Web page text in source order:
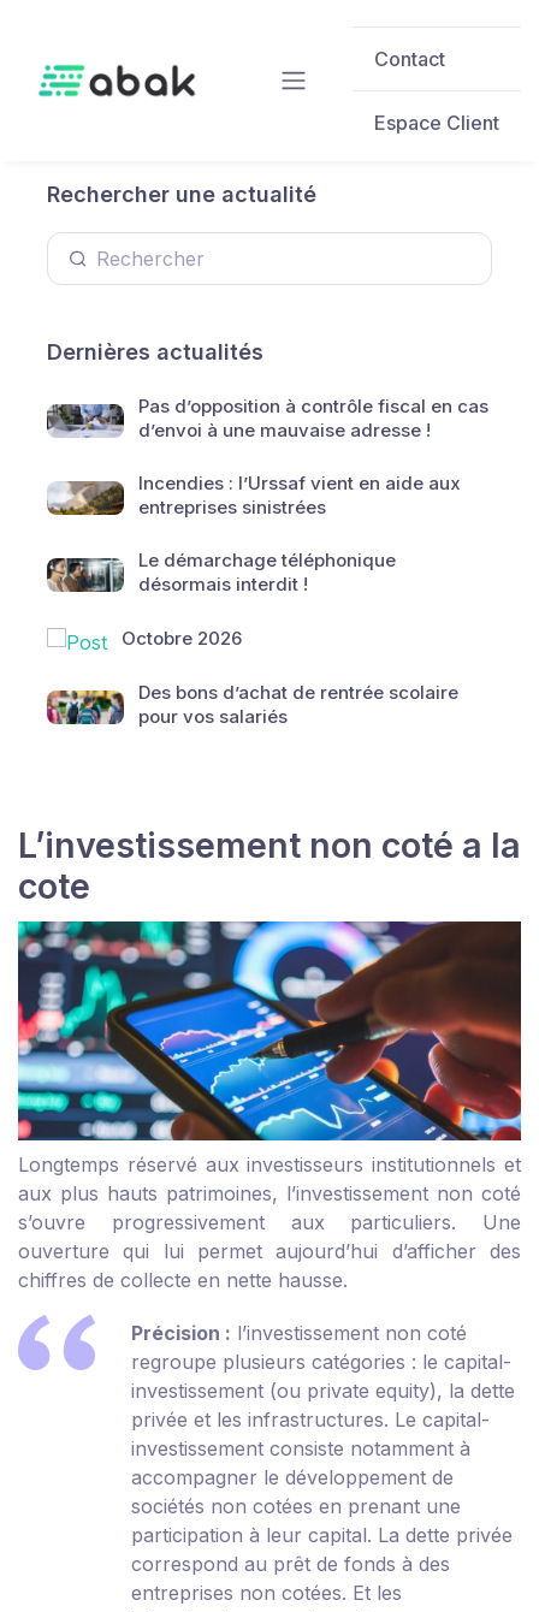
Contact
Espace Client
Rechercher une actualité
Dernières actualités
Pas d’opposition à contrôle fiscal en cas
d’envoi à une mauvaise adresse !
Incendies : l’Urssaf vient en aide aux
entreprises sinistrées
Le démarchage téléphonique
désormais interdit !
Octobre 2026
Des bons d’achat de rentrée scolaire
pour vos salariés
L’investissement non coté a la
cote
Longtemps réservé aux investisseurs institutionnels et
aux plus hauts patrimoines, l’investissement non coté
s’ouvre progressivement aux particuliers. Une
ouverture qui lui permet aujourd’hui d’afficher des
chiffres de collecte en nette hausse.
Précision : l’investissement non coté
regroupe plusieurs catégories : le capital-
investissement (ou private equity), la dette
privée et les infrastructures. Le capital-
investissement consiste notamment à
accompagner le développement de
sociétés non cotées en prenant une
participation à leur capital. La dette privée
correspond au prêt de fonds à des
entreprises non cotées. Et les